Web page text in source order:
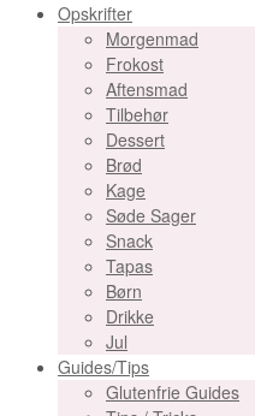
Opskrifter
Morgenmad
Frokost
Aftensmad
Tilbehør
Dessert
Brød
Kage
Søde Sager
Snack
Tapas
Børn
Drikke
Jul
Guides/Tips
Glutenfrie Guides